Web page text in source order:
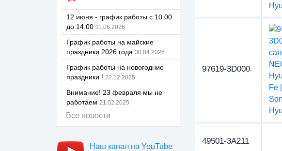
12 июня - график работы с 10.00
до 14.00 11.06.2026
График работы на майские
праздники 2026 года 30.04.2026
График работы на новогодние
праздники ! 22.12.2025
Внимание! 23 февраля мы не
работаем 21.02.2025
Все новости
Наш канал на YouTube
97619-3D000
49501-3A211